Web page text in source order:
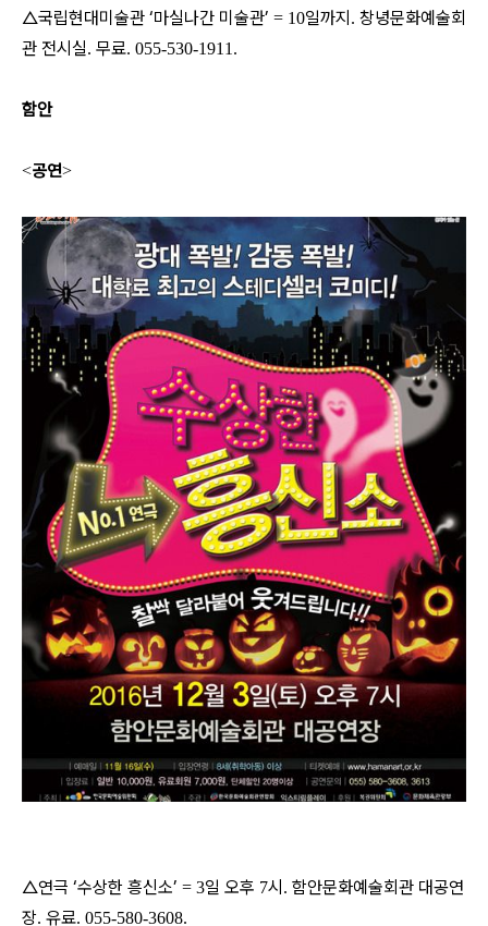
△국립현대미술관 ‘마실나간 미술관’ = 10일까지 . 창녕문화예술회
관 전시실. 무료. 055-530-1911.
함안
<공연>
△연극 ‘수상한 흥신소’ = 3일 오후 7시 . 함안문화예술회관 대공연
장. 유료. 055-580-3608.